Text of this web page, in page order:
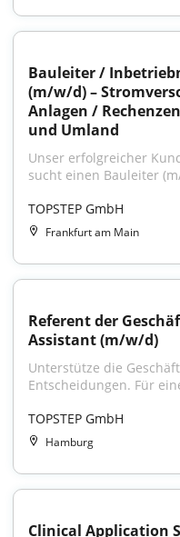
Bauleiter /
(m/w/d) –
Anlagen /
und Umland
Unser erfolgreicher
sucht einen Bauleiter
TOPSTEP GmbH
Frankfurt am Main
Referent der
Assistant (m/w/d)
Unterstütze die
Entscheidungen. Für
TOPSTEP GmbH
Hamburg
Clinical Application